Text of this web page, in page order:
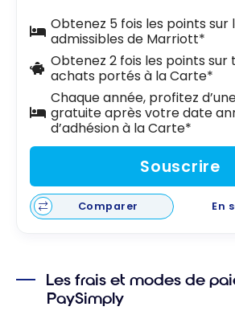
Obtenez 5 fois les points sur
admissibles de Marriott*
Obtenez 2 fois les points sur
achats portés à la Carte*
Chaque année, profitez
gratuite après votre date
d’adhésion à la Carte*
Souscrire
Comparer En
Les frais et modes de
PaySimply